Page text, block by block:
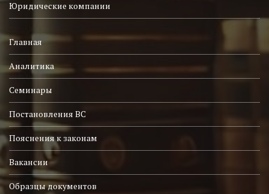
Юридические компании
Главная
Аналитика
Семинары
Постановления ВС
Пояснения к законам
Вакансии
Образцы документов